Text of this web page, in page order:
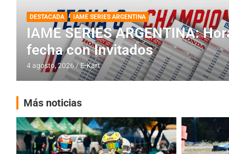
DESTACADA INFORME CENTRAL RMC BUENOS AIRES
RMC BUENOS AIRES: Cerró
histórica en Baradero
4 agosto, 2026 E-Kart
Más noticias